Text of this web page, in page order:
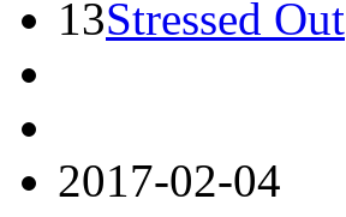
13Stressed Out
2017-02-04